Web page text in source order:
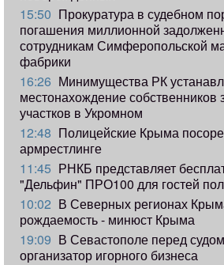
15:50 Прокуратура в судебном
погашения миллионной
сотрудникам Симферопольской
фабрики
16:26 Минимущества РК
местонахождение собственников
участков в Укромном
12:48 Полицейские Крыма
армрестлинге
11:45 РНКБ представляет
"Дельфин" ПРО100 для гостей
10:02 В Северных регионах
рождаемость - минюст Крыма
19:09 В Севастополе перед
организатор игорного бизнеса